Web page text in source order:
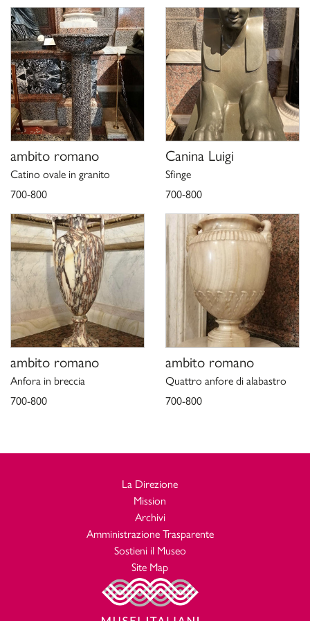
pp. 190-191.
A. González-Palacios,I Valadier. Andrea, Luigi, Giuseppe, Milano
2019, pp. 162-164.
M. Minozzi, scheda in
Valadier. Splendore nella Roma del
Settecento, catalogo della mostra (Roma, Galleria Borghese,
2019-2020), a cura di A. Coliva, G. Leardi, Milano 2019, pp.
188-189, cat. 2.
C. Teolato,La bottega di Luigi Valadier: le fusioni in bronzo, in
Valadier. Splendore nella Roma del Settecento
mostra (Roma, Galleria Borghese, 2019-2020), a cura di A.
Coliva, G. Leardi, Milano 2019, pp. 46-59.
Scheda di catalogo 12/01008654, Pellizzari S., 1983;
aggiornamento Felici S., 2020.
ambito romano
Catino ovale in granito
700-800
Canina Luigi
Sfinge
700-800
ambito romano
Anfora in breccia
700-800
ambito romano
Quattro anfore di alabastro
700-800
La Direzione
Mission
Archivi
Amministrazione Trasparente
Sostieni il Museo
Site Map